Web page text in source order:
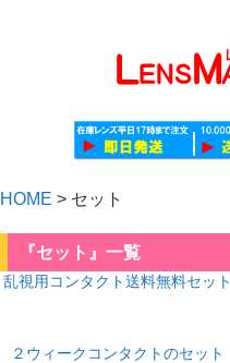
HOME > セット
『セット』一覧
乱視用コンタクト送料無料セット
２ウィークコンタクトのセット